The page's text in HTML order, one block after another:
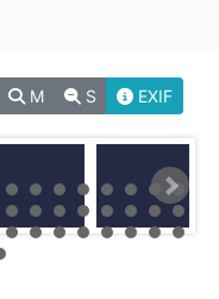
M S EXIF